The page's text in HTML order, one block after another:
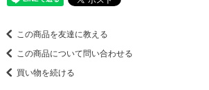
この商品を友達に教える
この商品について問い合わせる
買い物を続ける